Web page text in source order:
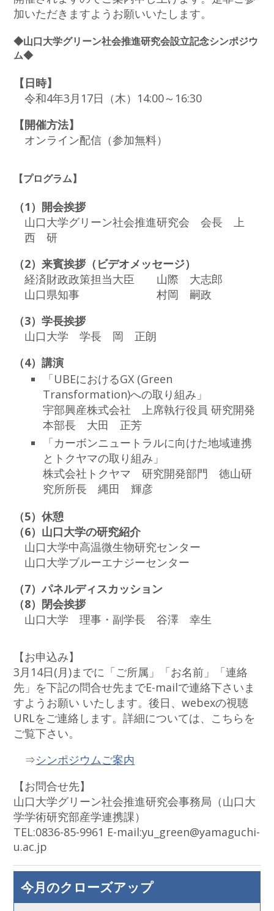
加いただきますようお願いいたします。
◆山口大学グリーン社会推進研究会設立記念シンポジウ
ム◆
【日時】
令和4年3月17日（木）14:00～16:30
【開催方法】
オンライン配信（参加無料）
【プログラム】
（1）開会挨拶
山口大学グリーン社会推進研究会 会長 上
西 研
（2）来賓挨拶（ビデオメッセージ）
経済財政政策担当大臣 山際 大志郎
山口県知事 村岡 嗣政
（3）学長挨拶
山口大学 学長 岡 正朗
（4）講演
「UBEにおけるGX (Green
Transformation)への取り組み」
宇部興産株式会社 上席執行役員 研究開発
本部長 大田 正芳
「カーボンニュートラルに向けた地域連携
とトクヤマの取り組み」
株式会社トクヤマ 研究開発部門 徳山研
究所所長 縄田 輝彦
（5）休憩
（6）山口大学の研究紹介
山口大学中高温微生物研究センター
山口大学ブルーエナジーセンター
（7）パネルディスカッション
（8）閉会挨拶
山口大学 理事・副学長 谷澤 幸生
【お申込み】
3月14日(月)までに「ご所属」「お名前」「連絡
先」を下記の問合せ先までE-mailで連絡下さいま
すようお願い いたします。後日、webexの視聴
URLをご連絡します。詳細については、こちらを
ご覧下さい。
⇒シンポジウムご案内
【お問合せ先】
山口大学グリーン社会推進研究会事務局（山口大
学学術研究部産学連携課）
TEL:0836-85-9961 E-mail:yu_green@yamaguchi-
u.ac.jp
今月のクローズアップ